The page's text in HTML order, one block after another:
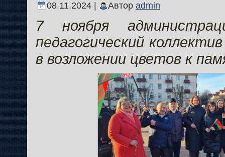
08.11.2024 | Автор admin
7 ноября
педагогический
в возложении цветов к